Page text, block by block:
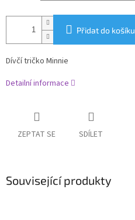
Přidat do košíku
Dívčí tričko Minnie
Detailní informace
ZEPTAT SE SDÍLET
Související produkty